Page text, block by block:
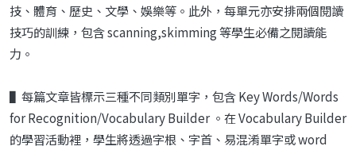
技、體育、歷史、文學、娛樂等。此外，每單元亦安排兩個閱讀
技巧的訓練，包含 scanning,skimming 等學生必備之閱讀能
力。
▌每篇文章皆標示三種不同類別單字，包含 Key Words/Words
for Recognition/Vocabulary Builder 。在 Vocabulary Builder
的學習活動裡，學生將透過字根、字首、易混淆單字或 word